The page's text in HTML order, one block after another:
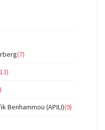
(7)
Benhammou (APILI)(9)